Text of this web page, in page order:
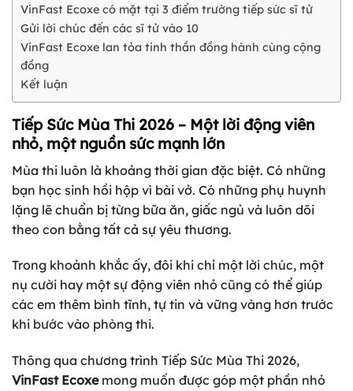
VinFast Ecoxe có mặt tại 3 điểm trường tiếp sức sĩ tử
Gửi lời chúc đến các sĩ tử vào 10
VinFast Ecoxe lan tỏa tinh thần đồng hành cùng cộng
đồng
Kết luận
Tiếp Sức Mùa Thi 2026 – Một lời động viên
nhỏ, một nguồn sức mạnh lớn
Mùa thi luôn là khoảng thời gian đặc biệt. Có những
bạn học sinh hồi hộp vì bài vở. Có những phụ huynh
lặng lẽ chuẩn bị từng bữa ăn, giấc ngủ và luôn dõi
theo con bằng tất cả sự yêu thương.
Trong khoảnh khắc ấy, đôi khi chỉ một lời chúc, một
nụ cười hay một sự động viên nhỏ cũng có thể giúp
các em thêm bình tĩnh, tự tin và vững vàng hơn trước
khi bước vào phòng thi.
Thông qua chương trình Tiếp Sức Mùa Thi 2026,
VinFast Ecoxemong muốn được góp một phần nhỏ